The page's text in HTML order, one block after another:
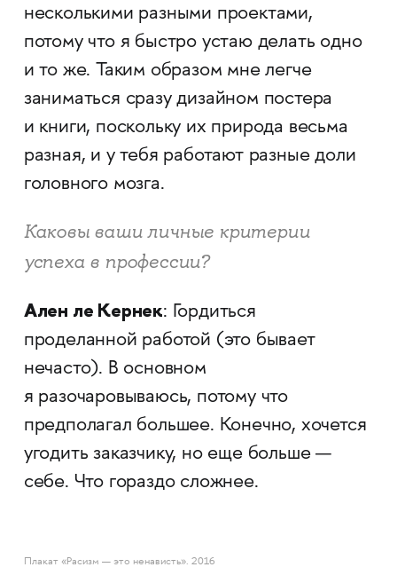
несколькими разными проектами,
потому что я быстро устаю делать одно
и то же. Таким образом мне легче
заниматься сразу дизайном постера
и книги, поскольку их природа весьма
разная, и у тебя работают разные доли
головного мозга.
Каковы ваши личные критерии
успеха в профессии?
Ален ле Кернек: Гордиться
проделанной работой (это бывает
нечасто). В основном
я разочаровываюсь, потому что
предполагал большее. Конечно, хочется
угодить заказчику, но еще больше —
себе. Что гораздо сложнее.
Плакат «Расизм — это ненависть». 2016